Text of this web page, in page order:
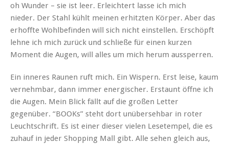
oh Wunder – sie ist leer. Erleichtert lasse ich mich
nieder. Der Stahl kühlt meinen erhitzten Körper. Aber das
erhoffte Wohlbefinden will sich nicht einstellen. Erschöpft
lehne ich mich zurück und schließe für einen kurzen
Moment die Augen, will alles um mich herum aussperren.
Ein inneres Raunen ruft mich. Ein Wispern. Erst leise, kaum
vernehmbar, dann immer energischer. Erstaunt öffne ich
die Augen. Mein Blick fällt auf die großen Letter
gegenüber. “BOOKs” steht dort unübersehbar in roter
Leuchtschrift. Es ist einer dieser vielen Lesetempel, die es
zuhauf in jeder Shopping Mall gibt. Alle sehen gleich aus,